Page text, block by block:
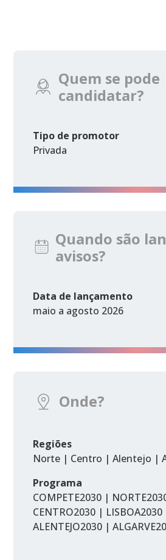
Quem se pode
candidatar?
Tipo de promotor
Privada
Quando são
avisos?
Data de lançamento
maio a agosto 2026
Onde?
Regiões
Norte | Centro | Alentejo |
Programa
COMPETE2030 |
CENTRO2030 | LISBOA2030
ALENTEJO2030 |